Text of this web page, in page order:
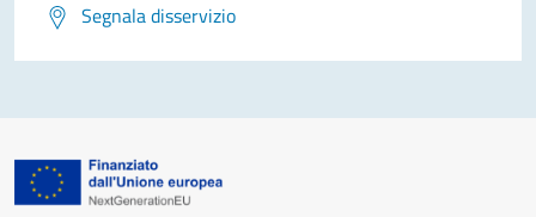
Segnala disservizio